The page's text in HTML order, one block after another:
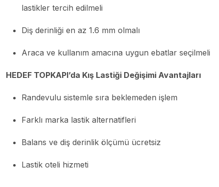
lastikler tercih edilmeli
Diş derinliği en az 1.6 mm olmalı
Araca ve kullanım amacına uygun ebatlar seçilmeli
HEDEF TOPKAPI’da Kış Lastiği Değişimi Avantajları
Randevulu sistemle sıra beklemeden işlem
Farklı marka lastik alternatifleri
Balans ve diş derinlik ölçümü ücretsiz
Lastik oteli hizmeti